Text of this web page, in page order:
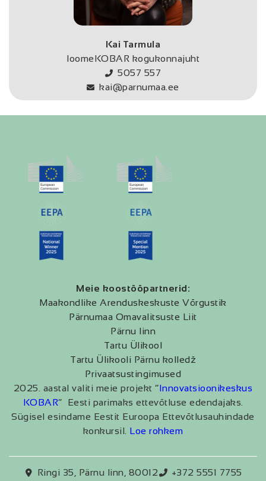
Kai Tarmula
loomeKOBAR kogukonnajuht
5057 557
kai@parnumaa.ee
Meie koostööpartnerid:
Maakondlike Arenduskeskuste Võrgustik
Pärnumaa Omavalitsuste Liit
Pärnu linn
Tartu Ülikool
Tartu Ülikooli Pärnu kolledž
Privaatsustingimused
2025. aastal valiti meie projekt “Innovatsioonikeskus
KOBAR” Eesti parimaks ettevõtluse edendajaks.
Sügisel esindame Eestit Euroopa Ettevõtlusauhindade
konkursil. Loe rohkem
Ringi 35, Pärnu linn, 80012 +372 5551 7755